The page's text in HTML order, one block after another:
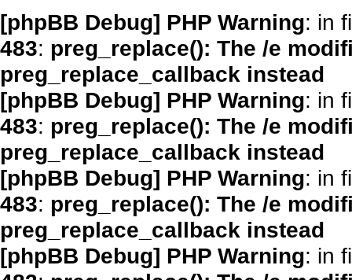
[phpBB Debug] PHP Warning: in
483: preg_replace(): The /e
preg_replace_callback instead
[phpBB Debug] PHP Warning: in
483: preg_replace(): The /e
preg_replace_callback instead
[phpBB Debug] PHP Warning: in
483: preg_replace(): The /e
preg_replace_callback instead
[phpBB Debug] PHP Warning: in